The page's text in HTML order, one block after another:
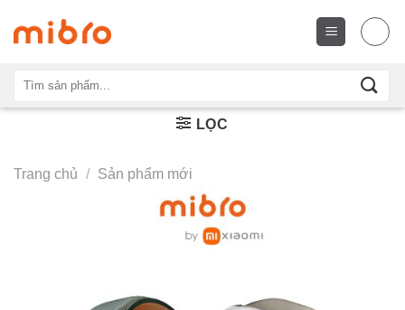
đến
dung
Tìm
LỌC
Trang chủ / Sản phẩm mới